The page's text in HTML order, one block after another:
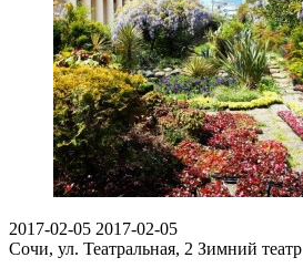
2017-02-05 2017-02-05
Сочи, ул. Театральная, 2 Зимний театр